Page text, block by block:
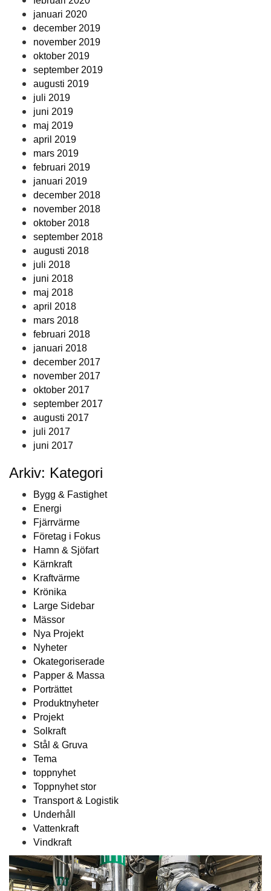
januari 2020
december 2019
november 2019
oktober 2019
september 2019
augusti 2019
juli 2019
juni 2019
maj 2019
april 2019
mars 2019
februari 2019
januari 2019
december 2018
november 2018
oktober 2018
september 2018
augusti 2018
juli 2018
juni 2018
maj 2018
april 2018
mars 2018
februari 2018
januari 2018
december 2017
november 2017
oktober 2017
september 2017
augusti 2017
juli 2017
juni 2017
Arkiv: Kategori
Bygg & Fastighet
Energi
Fjärrvärme
Företag i Fokus
Hamn & Sjöfart
Kärnkraft
Kraftvärme
Krönika
Large Sidebar
Mässor
Nya Projekt
Nyheter
Okategoriserade
Papper & Massa
Porträttet
Produktnyheter
Projekt
Solkraft
Stål & Gruva
Tema
toppnyhet
Toppnyhet stor
Transport & Logistik
Underhåll
Vattenkraft
Vindkraft